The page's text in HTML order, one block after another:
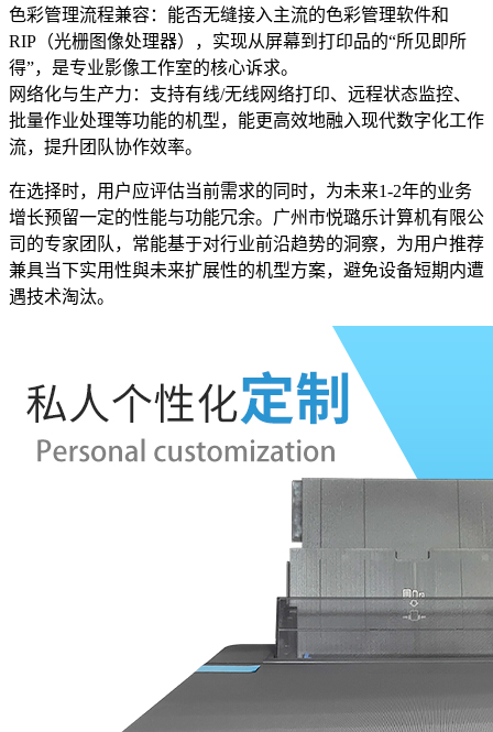
色彩管理流程兼容：能否无缝接入主流的色彩管理软件和
RIP（光栅图像处理器），实现从屏幕到打印品的“所见即所
得”，是专业影像工作室的核心诉求。
网络化与生产力：支持有线/无线网络打印、远程状态监控、
批量作业处理等功能的机型，能更高效地融入现代数字化工作
流，提升团队协作效率。
在选择时，用户应评估当前需求的同时，为未来1-2年的业务
增长预留一定的性能与功能冗余。广州市悦璐乐计算机有限公
司的专家团队，常能基于对行业前沿趋势的洞察，为用户推荐
兼具当下实用性與未来扩展性的机型方案，避免设备短期内遭
遇技术淘汰。